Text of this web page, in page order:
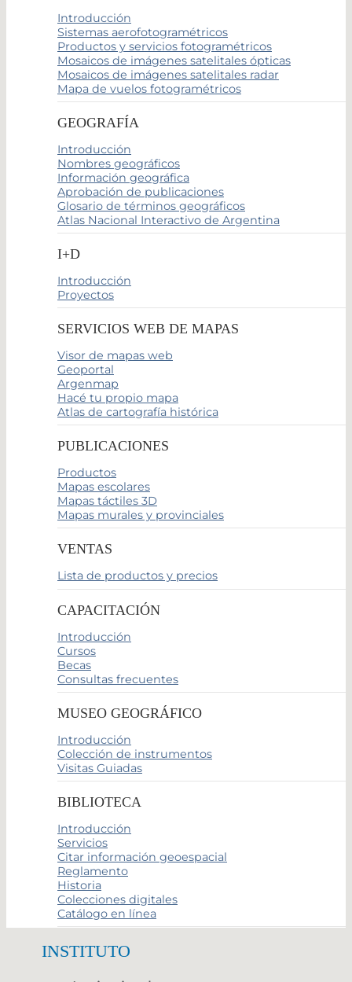
Introducción
Sistemas aerofotogramétricos
Productos y servicios fotogramétricos
Mosaicos de imágenes satelitales ópticas
Mosaicos de imágenes satelitales radar
Mapa de vuelos fotogramétricos
GEOGRAFÍA
Introducción
Nombres geográficos
Información geográfica
Aprobación de publicaciones
Glosario de términos geográficos
Atlas Nacional Interactivo de Argentina
I+D
Introducción
Proyectos
SERVICIOS WEB DE MAPAS
Visor de mapas web
Geoportal
Argenmap
Hacé tu propio mapa
Atlas de cartografía histórica
PUBLICACIONES
Productos
Mapas escolares
Mapas táctiles 3D
Mapas murales y provinciales
VENTAS
Lista de productos y precios
CAPACITACIÓN
Introducción
Cursos
Becas
Consultas frecuentes
MUSEO GEOGRÁFICO
Introducción
Colección de instrumentos
Visitas Guiadas
BIBLIOTECA
Introducción
Servicios
Citar información geoespacial
Reglamento
Historia
Colecciones digitales
Catálogo en línea
INSTITUTO